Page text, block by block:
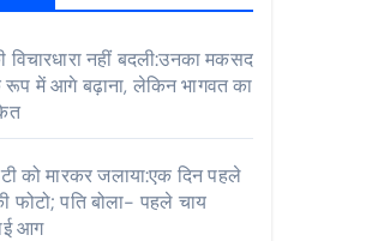
नहीं बदली:उनका मकसद
रूप में आगे बढ़ाना, लेकिन भागवत का
को मारकर जलाया:एक दिन पहले
फोटो; पति बोला- पहले चाय
आग